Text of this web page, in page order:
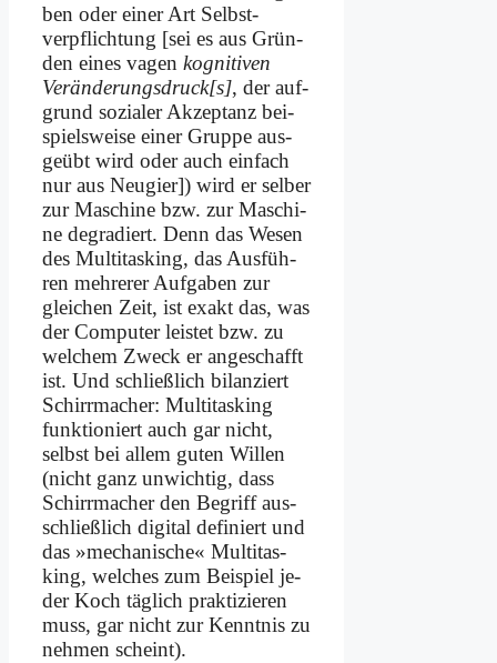
ben oder ei­ner Art Selbst­
verpflichtung [sei es aus Grün­
den ei­nes va­gen ko­gni­ti­ven
Veränderungsdruck[s], der auf­
grund so­zia­ler Ak­zep­tanz bei­
spiels­wei­se ei­ner Grup­pe aus­
ge­übt wird oder auch ein­fach
nur aus Neu­gier]) wird er sel­ber
zur Ma­schi­ne bzw. zur Ma­schi­
ne de­gra­diert. Denn das We­sen
des Mul­ti­tas­king, das Aus­füh­
ren meh­re­rer Auf­ga­ben zur
glei­chen Zeit, ist ex­akt das, was
der Com­pu­ter lei­stet bzw. zu
wel­chem Zweck er an­ge­schafft
ist. Und schließ­lich bi­lan­ziert
Schirr­ma­cher: Mul­ti­tas­king
funk­tio­niert auch gar nicht,
selbst bei al­lem gu­ten Wil­len
(nicht ganz un­wich­tig, dass
Schirr­ma­cher den Be­griff aus­
schließ­lich di­gi­tal de­fi­niert und
das »me­cha­ni­sche« Mul­ti­tas­
king, wel­ches zum Bei­spiel je­
der Koch täg­lich prak­ti­zie­ren
muss, gar nicht zur Kennt­nis zu
neh­men scheint).